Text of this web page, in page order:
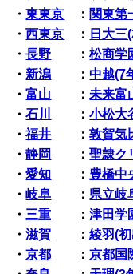
・東東京 ： 関東第
・西東京 ： 日大三
・長野 ：松商学
・ 新潟 ：中越(7
・富山 ：未来富
・石川 ：小松大
・福井 ：敦賀気
・静岡 ：聖隷ク
・愛知 ： 豊橋中
・岐阜 ： 県立岐
・ 三重 ：津田学
・滋賀 ：綾羽(
・京都 ：京都国